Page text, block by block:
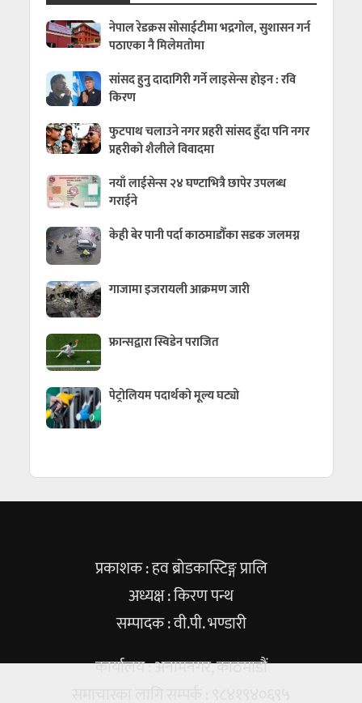
नेपाल रेडक्रस सोसाईटीमा भद्रगोल, सुशासन गर्न
पठाएका नै मिलेमतोमा
सांसद हुनु दादागिरी गर्ने लाइसेन्स होइन : रवि
किरण
फुटपाथ चलाउने नगर प्रहरी सांसद हुँदा पनि नगर
प्रहरीको शैलीले विवादमा
नयाँ लाईसेन्स २४ घण्टाभित्रै छापेर उपलब्ध
गराईने
केही बेर पानी पर्दा काठमाडौँका सडक जलमग्न
गाजामा इजरायली आक्रमण जारी
फ्रान्सद्वारा स्विडेन पराजित
पेट्रोलियम पदार्थको मूल्य घट्यो
प्रकाशक : हव ब्रोडकास्टिङ्ग प्रालि
अध्यक्ष : किरण पन्थ
सम्पादक : वी.पी. भण्डारी
कार्यालय : अनामनगर, काठमाडौं